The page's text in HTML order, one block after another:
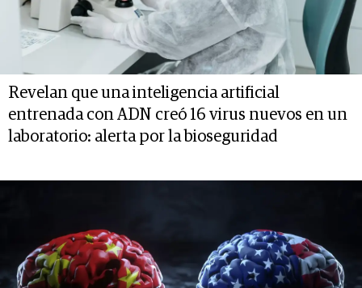
Revelan que una inteligencia artificial
entrenada con ADN creó 16 virus nuevos en un
laboratorio: alerta por la bioseguridad